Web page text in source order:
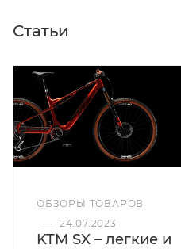
Статьи
ОБЗОРЫ ТОВАРОВ
— 24.07.2023
KTM SX – легкие и